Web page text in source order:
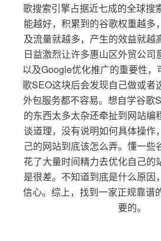
歌搜索引擎占据近七成的全球搜
能越好，积累到的谷歌权重越多
及流量就越多，产生的效益就越
日益激烈让许多惠山区外贸公司
以及Google优化推广的重要性
歌SEO这块后会发现自己做或者
外包服务都不容易。想自学谷歌
的东西太多太杂还牵扯到网站编
谈道理，没有说明如何具体操作
己的网站到底该怎么弄。懂一些
花了大量时间精力去优化自己的
是很差。不知道到底是什么原因
信心。综上，找到一家正规靠谱
要的。